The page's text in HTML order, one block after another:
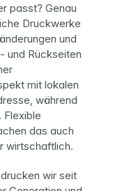
passt? Genau
Druckwerke
und
und Rückseiten
mit lokalen
während
Flexible
das auch
wirtschaftlich.
wir seit